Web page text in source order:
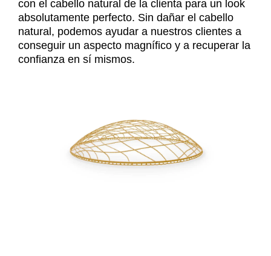
con el cabello natural de la clienta para un look
absolutamente perfecto. Sin dañar el cabello
natural, podemos ayudar a nuestros clientes a
conseguir un aspecto magnífico y a recuperar la
confianza en sí mismos.